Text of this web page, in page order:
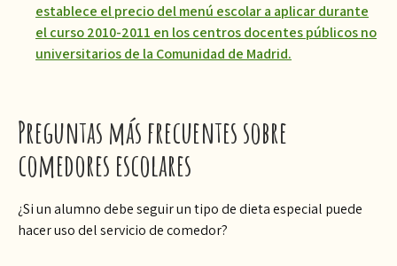
establece el precio del menú escolar a aplicar durante
el curso 2010-2011 en los centros docentes públicos no
universitarios de la Comunidad de Madrid.
Preguntas más frecuentes sobre
comedores escolares
¿Si un alumno debe seguir un tipo de dieta especial puede
hacer uso del servicio de comedor?